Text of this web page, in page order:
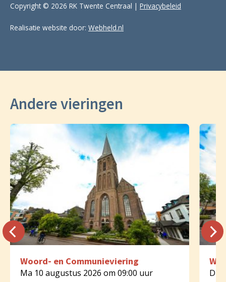
Copyright © 2026 RK Twente Centraal | Privacybeleid
Realisatie website door: Webheld.nl
Andere vieringen
Woord- en Communieviering
Ma 10 augustus 2026 om 09:00 uur
Di